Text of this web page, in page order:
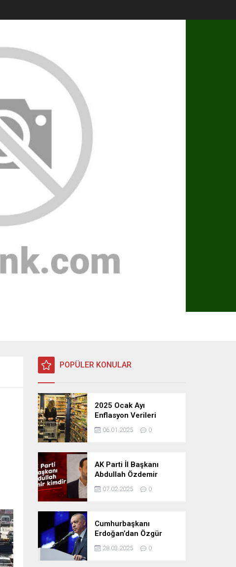
POPÜLER KONULAR
2025 Ocak Ayı
Enflasyon Verileri
Açıklandı: TÜFE, ÜFE ve
TEFE Oranları Belli
06.01.2025 0
AK Parti İl Başkanı
Abdullah Özdemir
kimdir
07.02.2025 0
Cumhurbaşkanı
Erdoğan’dan Özgür
Özel’e tepki: ‘Siyasi
mandacılık talep ediyor’
28.03.2025 0